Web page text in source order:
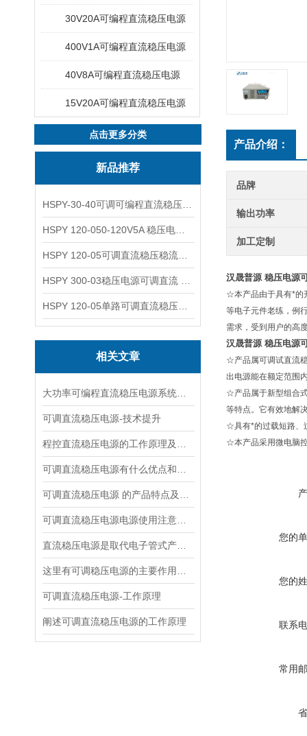
30V20A可编程直流稳压电源
400V1A可编程直流稳压电源
40V8A可编程直流稳压电源
15V20A可编程直流稳压电源
点击更多分类
新品推荐
相关文章
可调直流稳压电源-技术提升
可调直流稳压电源-工作原理
阐述可调直流稳压电源的工作原理
产品介绍：
品牌
输出功率
加工定制
汉晟普源 稳压电源
☆本产品由于具有*的
等电子元件老练，例
需求，受到用户的高
汉晟普源 稳压电源
☆产品属可调试直流
出电源能在额定范围
☆产品属于新型组合
等特点。它有效地解
☆具有*的过载短路、
☆本产品采用微电脑
您的
您的
联系
常用